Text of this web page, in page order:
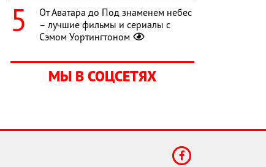
От Аватара до Под знаменем небес
– лучшие фильмы и сериалы с
Сэмом Уортингтоном
МЫ В СОЦСЕТЯХ